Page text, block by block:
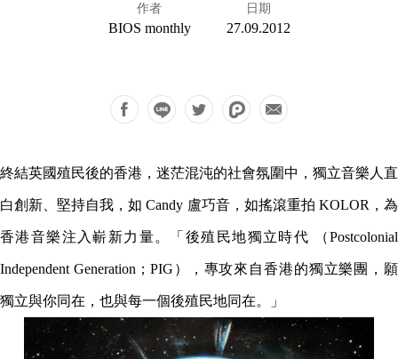
作者
BIOS monthly
日期
27.09.2012
終結英國殖民後的香港，迷茫混沌的社會氛圍中，獨立音樂人直
白創新、堅持自我，如 Candy 盧巧音，如搖滾重拍 KOLOR，為
香港音樂注入嶄新力量。「後殖民地獨立時代 （Postcolonial
Independent Generation；PIG），專攻來自香港的獨立樂團，願
獨立與你同在，也與每一個後殖民地同在。」